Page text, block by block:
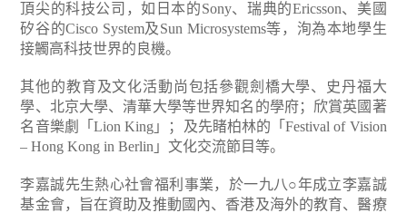
頂尖的科技公司，如日本的Sony、瑞典的Ericsson、美國
矽谷的Cisco System及Sun Microsystems等，洵為本地學生
接觸高科技世界的良機。
其他的教育及文化活動尚包括參觀劍橋大學、史丹福大
學、北京大學、清華大學等世界知名的學府；欣賞英國著
名音樂劇「Lion King」；及先睹柏林的「Festival of Vision
– Hong Kong in Berlin」文化交流節目等。
李嘉誠先生熱心社會福利事業，於一九八○年成立李嘉誠
基金會，旨在資助及推動國內、香港及海外的教育、醫療